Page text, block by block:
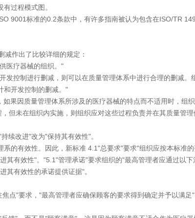
过程模式图。
标准的0.2条款中，有许多指南被认为包含在ISO/TR
作出了比较详细的规定：
疗器械的组织。"
控制进行删减，则可以在质量管理体系中进行合理的删减。
开发控制的删减。"
因质量管理体系所涉及的医疗器械的特点而不适用时，组
但未在组织内实施，则组织应对这些过程负责并在其质量管
改进"改为"保持其有效性"。
有效性。因此，新标准 4.1"总要求"要求"组织应按本标准的
其有效性"。"5.1"管理承诺"要求组织的"最高管理者应通过以
其有效性的承诺提供证据"。
"要求，"最高管理者应确保顾客的要求得到确定并予以满足